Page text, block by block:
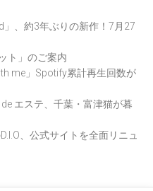
、約3年ぶりの新作！7月27
ト」のご案内
me」Spotify累計再生回数が
エステ、千葉・富津猫が暮
、公式サイトを全面リニュ